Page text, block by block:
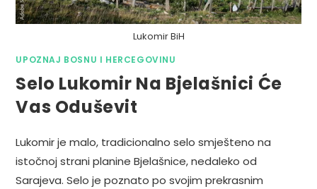
Lukomir BiH
UPOZNAJ BOSNU I HERCEGOVINU
Selo Lukomir Na Bjelašnici Će
Vas Oduševit
Lukomir je malo, tradicionalno selo smješteno na
istočnoj strani planine Bjelašnice, nedaleko od
Sarajeva. Selo je poznato po svojim prekrasnim